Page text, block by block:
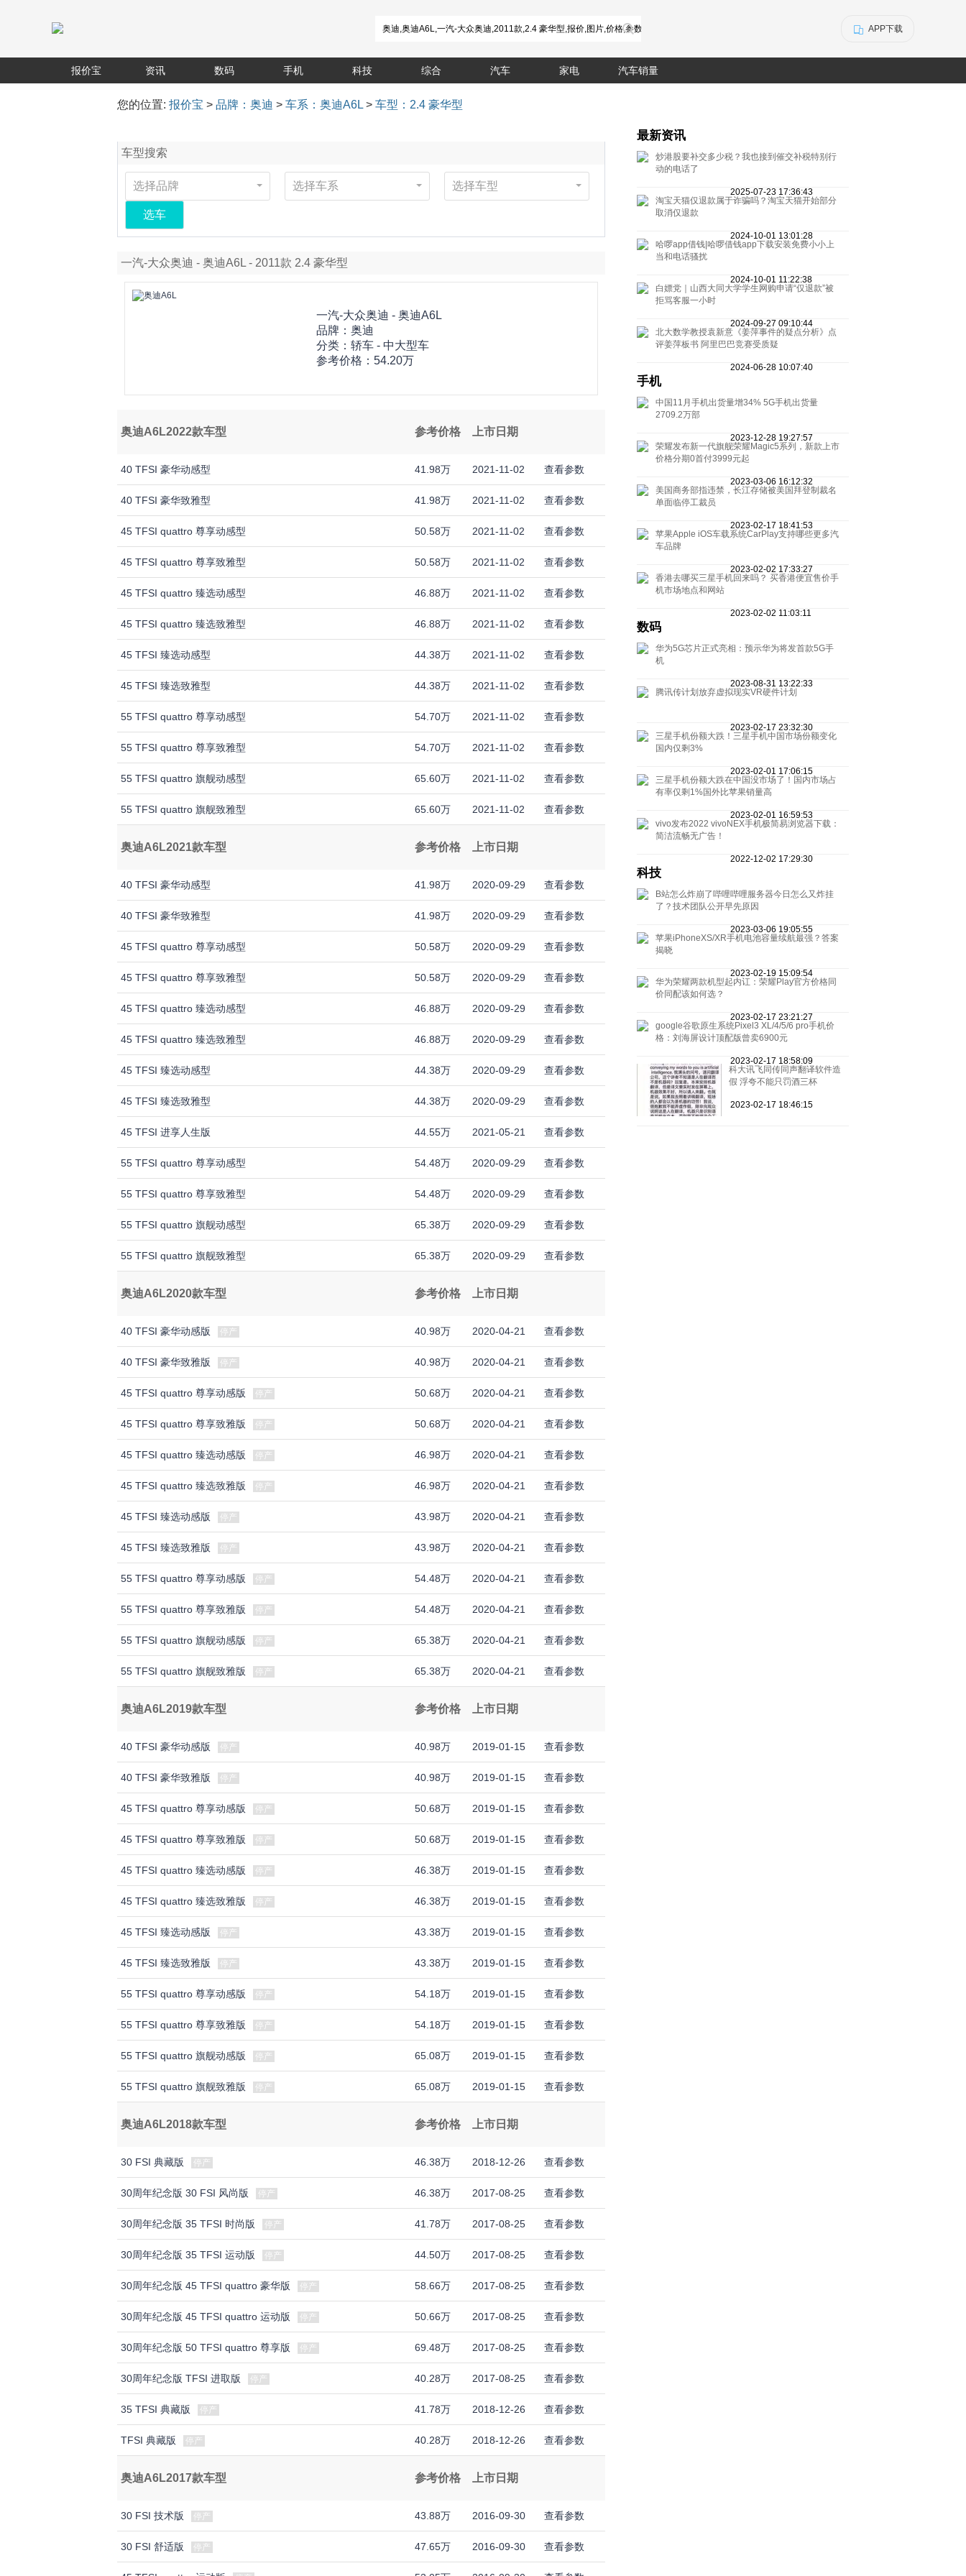
APP下载
报价宝 资讯 数码 手机 科技 综合 汽车 家电 汽车销量
您的位置:报价宝 >品牌：奥迪 >车系：奥迪A6L >车型：2.4 豪华型
车型搜索
选择品牌 选择车系 选择车型
选车
一汽-大众奥迪 - 奥迪A6L - 2011款 2.4 豪华型
一汽-大众奥迪 - 奥迪A6L
品牌： 奥迪
分类：轿车 - 中大型车
参考价格： 54.20万
奥迪A6L2022款车型 参考价格 上市日期
40 TFSI 豪华动感型 41.98万 2021-11-02 查看参数
40 TFSI 豪华致雅型 41.98万 2021-11-02 查看参数
45 TFSI quattro 尊享动感型 50.58万 2021-11-02 查看参数
45 TFSI quattro 尊享致雅型 50.58万 2021-11-02 查看参数
45 TFSI quattro 臻选动感型 46.88万 2021-11-02 查看参数
45 TFSI quattro 臻选致雅型 46.88万 2021-11-02 查看参数
45 TFSI 臻选动感型 44.38万 2021-11-02 查看参数
45 TFSI 臻选致雅型 44.38万 2021-11-02 查看参数
55 TFSI quattro 尊享动感型 54.70万 2021-11-02 查看参数
55 TFSI quattro 尊享致雅型 54.70万 2021-11-02 查看参数
55 TFSI quattro 旗舰动感型 65.60万 2021-11-02 查看参数
55 TFSI quattro 旗舰致雅型 65.60万 2021-11-02 查看参数
奥迪A6L2021款车型 参考价格 上市日期
40 TFSI 豪华动感型 41.98万 2020-09-29 查看参数
40 TFSI 豪华致雅型 41.98万 2020-09-29 查看参数
45 TFSI quattro 尊享动感型 50.58万 2020-09-29 查看参数
45 TFSI quattro 尊享致雅型 50.58万 2020-09-29 查看参数
45 TFSI quattro 臻选动感型 46.88万 2020-09-29 查看参数
45 TFSI quattro 臻选致雅型 46.88万 2020-09-29 查看参数
45 TFSI 臻选动感型 44.38万 2020-09-29 查看参数
45 TFSI 臻选致雅型 44.38万 2020-09-29 查看参数
45 TFSI 进享人生版 44.55万 2021-05-21 查看参数
55 TFSI quattro 尊享动感型 54.48万 2020-09-29 查看参数
55 TFSI quattro 尊享致雅型 54.48万 2020-09-29 查看参数
55 TFSI quattro 旗舰动感型 65.38万 2020-09-29 查看参数
55 TFSI quattro 旗舰致雅型 65.38万 2020-09-29 查看参数
奥迪A6L2020款车型 参考价格 上市日期
40 TFSI 豪华动感版 停产 40.98万 2020-04-21 查看参数
40 TFSI 豪华致雅版 停产 40.98万 2020-04-21 查看参数
45 TFSI quattro 尊享动感版 停产 50.68万 2020-04-21 查看参数
45 TFSI quattro 尊享致雅版 停产 50.68万 2020-04-21 查看参数
45 TFSI quattro 臻选动感版 停产 46.98万 2020-04-21 查看参数
45 TFSI quattro 臻选致雅版 停产 46.98万 2020-04-21 查看参数
45 TFSI 臻选动感版 停产 43.98万 2020-04-21 查看参数
45 TFSI 臻选致雅版 停产 43.98万 2020-04-21 查看参数
55 TFSI quattro 尊享动感版 停产 54.48万 2020-04-21 查看参数
55 TFSI quattro 尊享致雅版 停产 54.48万 2020-04-21 查看参数
55 TFSI quattro 旗舰动感版 停产 65.38万 2020-04-21 查看参数
55 TFSI quattro 旗舰致雅版 停产 65.38万 2020-04-21 查看参数
奥迪A6L2019款车型 参考价格 上市日期
40 TFSI 豪华动感版 停产 40.98万 2019-01-15 查看参数
40 TFSI 豪华致雅版 停产 40.98万 2019-01-15 查看参数
45 TFSI quattro 尊享动感版 停产 50.68万 2019-01-15 查看参数
45 TFSI quattro 尊享致雅版 停产 50.68万 2019-01-15 查看参数
45 TFSI quattro 臻选动感版 停产 46.38万 2019-01-15 查看参数
45 TFSI quattro 臻选致雅版 停产 46.38万 2019-01-15 查看参数
45 TFSI 臻选动感版 停产 43.38万 2019-01-15 查看参数
45 TFSI 臻选致雅版 停产 43.38万 2019-01-15 查看参数
55 TFSI quattro 尊享动感版 停产 54.18万 2019-01-15 查看参数
55 TFSI quattro 尊享致雅版 停产 54.18万 2019-01-15 查看参数
55 TFSI quattro 旗舰动感版 停产 65.08万 2019-01-15 查看参数
55 TFSI quattro 旗舰致雅版 停产 65.08万 2019-01-15 查看参数
奥迪A6L2018款车型 参考价格 上市日期
30 FSI 典藏版 停产 46.38万 2018-12-26 查看参数
30周年纪念版 30 FSI 风尚版 停产 46.38万 2017-08-25 查看参数
30周年纪念版 35 TFSI 时尚版 停产 41.78万 2017-08-25 查看参数
30周年纪念版 35 TFSI 运动版 停产 44.50万 2017-08-25 查看参数
30周年纪念版 45 TFSI quattro 豪华版 停产 58.66万 2017-08-25 查看参数
30周年纪念版 45 TFSI quattro 运动版 停产 50.66万 2017-08-25 查看参数
30周年纪念版 50 TFSI quattro 尊享版 停产 69.48万 2017-08-25 查看参数
30周年纪念版 TFSI 进取版 停产 40.28万 2017-08-25 查看参数
35 TFSI 典藏版 停产 41.78万 2018-12-26 查看参数
TFSI 典藏版 停产 40.28万 2018-12-26 查看参数
奥迪A6L2017款车型 参考价格 上市日期
30 FSI 技术版 停产 43.88万 2016-09-30 查看参数
30 FSI 舒适版 停产 47.65万 2016-09-30 查看参数
最新资讯
炒港股要补交多少税？我也接到催交补税特别行
动的电话了
2025-07-23 17:36:43
淘宝天猫仅退款属于诈骗吗？淘宝天猫开始部分
取消仅退款
2024-10-01 13:01:28
哈啰app借钱|哈啰借钱app下载安装免费小小上
当和电话骚扰
2024-10-01 11:22:38
白嫖党｜山西大同大学学生网购申请“仅退款”被
拒骂客服一小时
2024-09-27 09:10:44
北大数学教授袁新意《姜萍事件的疑点分析》点
评姜萍板书 阿里巴巴竞赛受质疑
2024-06-28 10:07:40
手机
中国11月手机出货量增34% 5G手机出货量
2709.2万部
2023-12-28 19:27:57
荣耀发布新一代旗舰荣耀Magic5系列，新款上市
价格分期0首付3999元起
2023-03-06 16:12:32
美国商务部指违禁，长江存储被美国拜登制裁名
单面临停工裁员
2023-02-17 18:41:53
苹果Apple iOS车载系统CarPlay支持哪些更多汽
车品牌
2023-02-02 17:33:27
香港去哪买三星手机回来吗？ 买香港便宜售价手
机市场地点和网站
2023-02-02 11:03:11
数码
华为5G芯片正式亮相：预示华为将发首款5G手
机
2023-08-31 13:22:33
腾讯传计划放弃虚拟现实VR硬件计划
2023-02-17 23:32:30
三星手机份额大跌！三星手机中国市场份额变化
国内仅剩3%
2023-02-01 17:06:15
三星手机份额大跌在中国没市场了！国内市场占
有率仅剩1%国外比苹果销量高
2023-02-01 16:59:53
vivo发布2022 vivoNEX手机极简易浏览器下载：
简洁流畅无广告！
2022-12-02 17:29:30
科技
B站怎么炸崩了哔哩哔哩服务器今日怎么又炸挂
了？技术团队公开早先原因
2023-03-06 19:05:55
苹果iPhoneXS/XR手机电池容量续航最强？答案
揭晓
2023-02-19 15:09:54
华为荣耀两款机型起内讧：荣耀Play官方价格同
价同配该如何选？
2023-02-17 23:21:27
google谷歌原生系统Pixel3 XL/4/5/6 pro手机价
格：刘海屏设计顶配版曾卖6900元
2023-02-17 18:58:09
科大讯飞同传同声翻译软件造
假 浮夸不能只罚酒三杯
2023-02-17 18:46:15